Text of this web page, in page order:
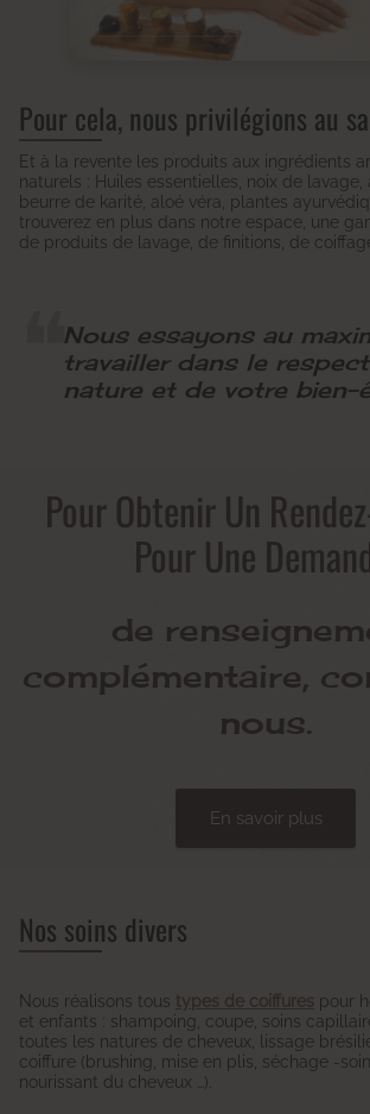
Pour cela, nous privilégions au
Et à la revente les produits aux ingrédients
naturels : Huiles essentielles, noix de lavage,
beurre de karité, aloé véra, plantes
trouverez en plus dans notre espace, une
de produits de lavage, de finitions, de
Nous essayons au
travailler dans le
nature et de votre bien-
Pour Obtenir Un
Pour Une
de
complémentaire,
nous.
En savoir plus
Nos soins divers
Nous réalisons tous types de coiffures pour
et enfants : shampoing, coupe, soins
toutes les natures de cheveux, lissage
coiffure (brushing, mise en plis, séchage -
nourissant du cheveux …).